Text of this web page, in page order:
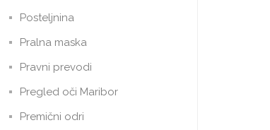
Posteljnina
Pralna maska
Pravni prevodi
Pregled oči Maribor
Premični odri